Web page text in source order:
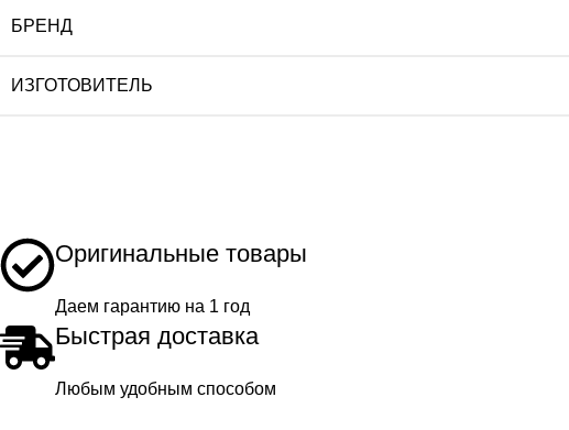
БРЕНД
ИЗГОТОВИТЕЛЬ
Оригинальные товары
Даем гарантию на 1 год
Быстрая доставка
Любым удобным способом